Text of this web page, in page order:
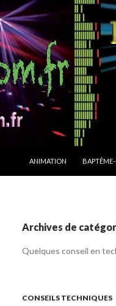
ANIMATION
Archives de
Quelques conseil en
CONSEILS TECHNIQUES